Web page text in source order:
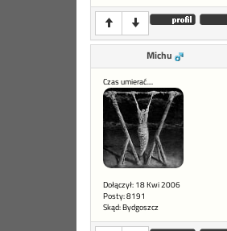
Michu
Czas umierać....
Dołączył: 18 Kwi 2006
Posty: 8191
Skąd: Bydgoszcz